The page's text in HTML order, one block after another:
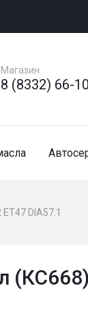
Магазин
8 (8332) 66-
DIA57.1